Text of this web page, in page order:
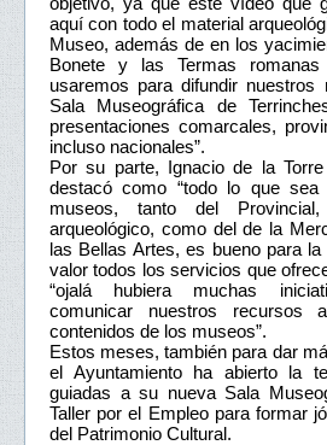
aquí con todo el material
Museo, además de en los
Bonete y las Termas
usaremos para difundir
Sala Museográfica de
presentaciones comarcales,
incluso nacionales”.
Por su parte, Ignacio de la
destacó como “todo lo que
museos, tanto del
arqueológico, como del de la
las Bellas Artes, es bueno para
valor todos los servicios que
“ojalá hubiera muchas
comunicar nuestros recursos
contenidos de los museos”.
Estos meses, también para dar
el Ayuntamiento ha abierto la
guiadas a su nueva Sala
Taller por el Empleo para formar
del Patrimonio Cultural.